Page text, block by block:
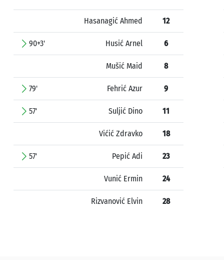
Hasanagić Ahmed 12
90+3' Husić Arnel 6
Mušić Maid 8
79' Fehrić Azur 9
57' Suljić Dino 11
Vićić Zdravko 18
57' Pepić Adi 23
Vunić Ermin 24
Rizvanović Elvin 28